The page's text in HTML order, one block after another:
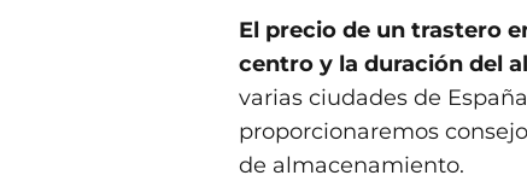
El precio de un trastero
centro y la duración del
varias ciudades de
proporcionaremos
de almacenamiento.